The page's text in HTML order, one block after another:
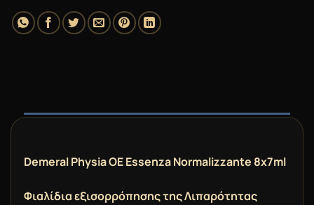
Demeral Physia OE Essenza Normalizzante 8x7ml
Φιαλίδια εξισορρόπησης της Λιπαρότητας